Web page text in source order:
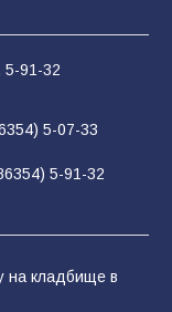
герой
5-91-32
5-07-33
5-91-32
на кладбище в